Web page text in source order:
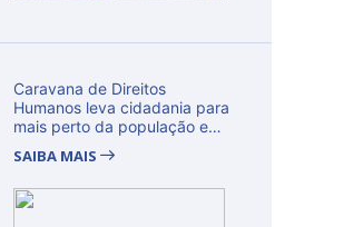
Caravana de Direitos
Humanos leva cidadania para
mais perto da população e
SAIBA MAIS